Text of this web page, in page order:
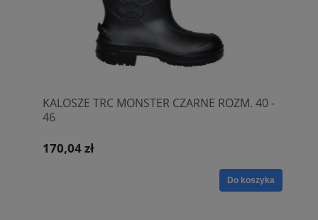
KALOSZE TRC MONSTER CZARNE ROZM. 40 -
46
170,04 zł
Do koszyka